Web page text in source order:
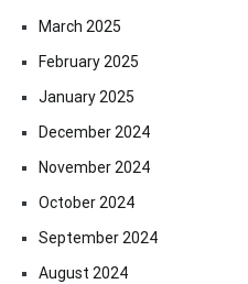
March 2025
February 2025
January 2025
December 2024
November 2024
October 2024
September 2024
August 2024